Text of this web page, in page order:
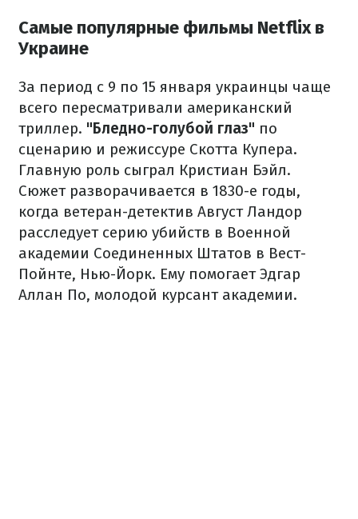
Самые популярные фильмы Netflix в
Украине
За период с 9 по 15 января украинцы чаще
всего пересматривали американский
триллер. "Бледно-голубой глаз" по
сценарию и режиссуре Скотта Купера.
Главную роль сыграл Кристиан Бэйл.
Сюжет разворачивается в 1830-е годы,
когда ветеран-детектив Август Ландор
расследует серию убийств в Военной
академии Соединенных Штатов в Вест-
Пойнте, Нью-Йорк. Ему помогает Эдгар
Аллан По, молодой курсант академии.